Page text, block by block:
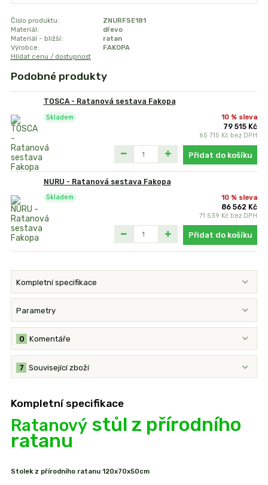
Číslo produktu:
ZNURFSE181
Materiál:
dřevo
Materiál - bližší:
ratan
Výrobce:
FAKOPA
Hlídat cenu / dostupnost
Podobné produkty
TOSCA - Ratanová sestava Fakopa
10 % sleva
79 515 Kč
65 715 Kč bez DPH
Skladem
Přidat do košíku
NURU - Ratanová sestava Fakopa
10 % sleva
86 562 Kč
71 539 Kč bez DPH
Skladem
Přidat do košíku
Kompletní specifikace
Parametry
Komentáře
0
Související zboží
7
Kompletní specifikace
Ratanovýstůl z přírodního
ratanu
Stolek z přírodního ratanu 120x70x50cm